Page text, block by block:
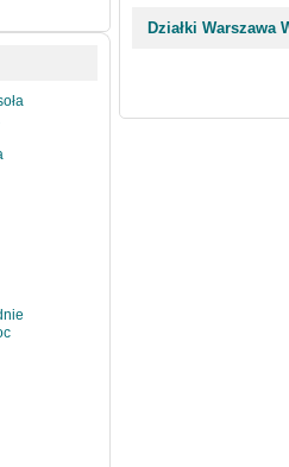
Działki Warszawa